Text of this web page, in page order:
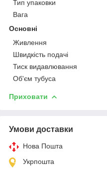
Тип упаковки
Вага
Основні
Живлення
Швидкість подачі
Тиск видавлювання
Об'єм тубуса
Приховати
Умови доставки
Нова Пошта
Укрпошта